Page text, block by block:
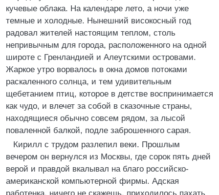
кучевые облака. На календаре лето, а ночи уже
темные и холодные. Нынешний високосный год
радовал жителей настоящим теплом, столь
непривычным для города, расположенного на одной
широте с Гренландией и Алеутскими островами.
Жаркое утро ворвалось в окна домов потоками
раскаленного солнца, и тем удивительным
щебетанием птиц, которое в детстве воспринимается
как чудо, и влечет за собой в сказочные страны,
находящиеся обычно совсем рядом, за лысой
поваленной балкой, подле заброшенного сарая.
Кирилл с трудом разлепил веки. Прошлым
вечером он вернулся из Москвы, где сорок пять дней
верой и правдой вкалывал на благо российско-
американской компьютерной фирмы. Адская